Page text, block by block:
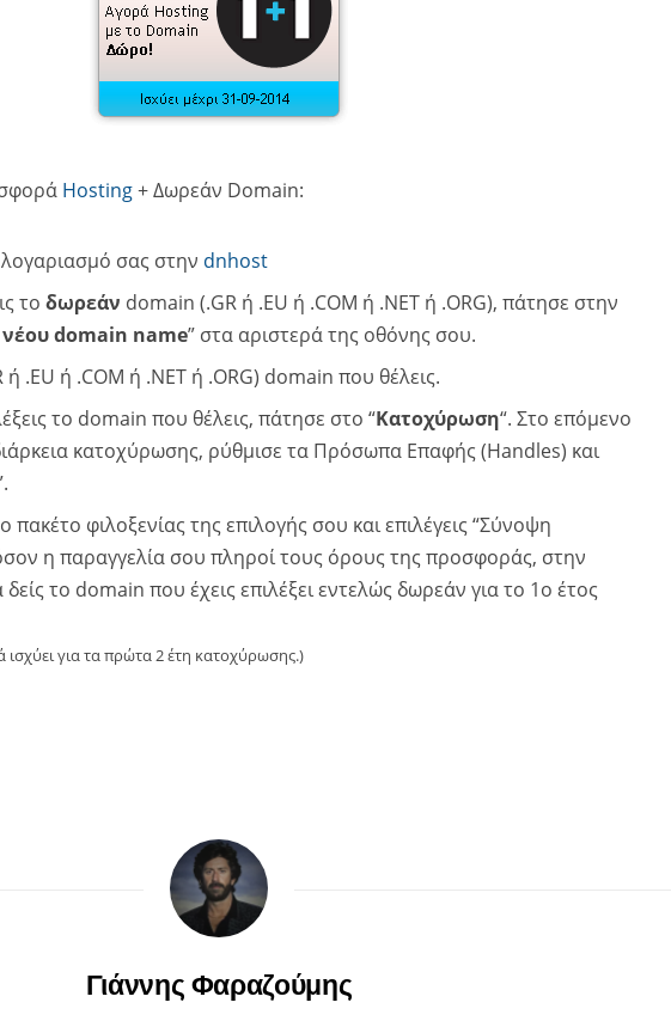
Hosting+ Δωρεάν Domain:
σας στην dnhost
το δωρεάν domain (.GR ή .EU ή .COM ή .NET ή .ORG), πάτησε στην
νέου domain name” στα αριστερά της οθόνης σου.
.EU ή .COM ή .NET ή .ORG) domain που θέλεις.
τo domain που θέλεις, πάτησε στο “Κατοχύρωση“. Στο επόμενο
κατοχύρωσης, ρύθμισε τα Πρόσωπα Επαφής (Handles) και
πακέτο φιλοξενίας της επιλογής σου και επιλέγεις “Σύνοψη
η παραγγελία σου πληροί τους όρους της προσφοράς, στην
τo domain που έχεις επιλέξει εντελώς δωρεάν για το 1ο έτος
ισχύει για τα πρώτα 2 έτη κατοχύρωσης.)
Γιάννης Φαραζούμης